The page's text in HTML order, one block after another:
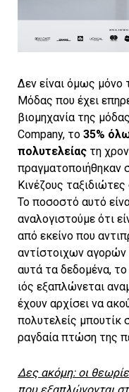
Δεν είναι όμως μόνο
Μόδας που έχει
βιομηχανία της
Company, το 35%
πολυτελείας τη
πραγματοποιήθηκαν
Κινέζους
Το ποσοστό αυτό
αναλογιστούμε ότι
από εκείνο που
αντίστοιχων
αυτά τα δεδομένα,
ιός εξαπλώνεται
έχουν αρχίσει να
πολυτελείς μπουτίκ
ραγδαία πτώση της
Δες ακόμη: οι